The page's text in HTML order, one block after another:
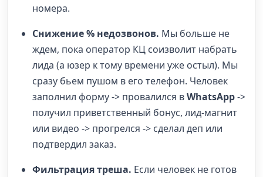
номера.
Снижение % недозвонов. Мы больше не
ждем, пока оператор КЦ соизволит набрать
лида (а юзер к тому времени уже остыл). Мы
сразу бьем пушом в его телефон. Человек
заполнил форму -> провалился вWhatsApp->
получил приветственный бонус, лид-магнит
или видео -> прогрелся -> сделал деп или
подтвердил заказ.
Фильтрация треша. Если человек не готов